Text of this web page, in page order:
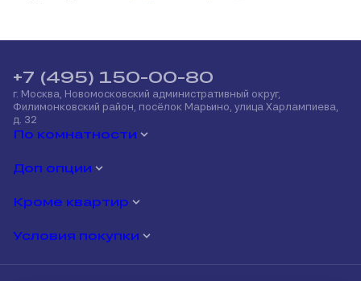
По комнатности
Доп опции
Кроме квартир
Условия покупки
+7 (495) 150-00-80
г. Москва, Новомосковский административный округ,
Филимонковский район, посёлок Марьино, улица Харлампиева,
д. 32